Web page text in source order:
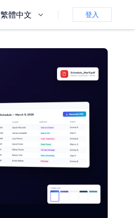
繁體中文 登入